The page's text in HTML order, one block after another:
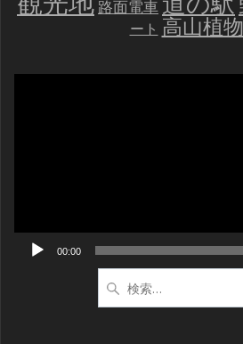
路面電車
ート 高山植物
00:00
索: